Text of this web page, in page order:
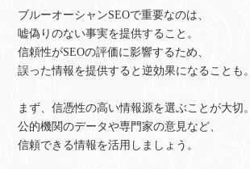
ブルーオーシャンSEOで重要なのは、
嘘偽りのない事実を提供すること。
信頼性がSEOの評価に影響するため、
誤った情報を提供すると逆効果になることも。
まず、信憑性の高い情報源を選ぶことが大切。
公的機関のデータや専門家の意見など、
信頼できる情報を活用しましょう。